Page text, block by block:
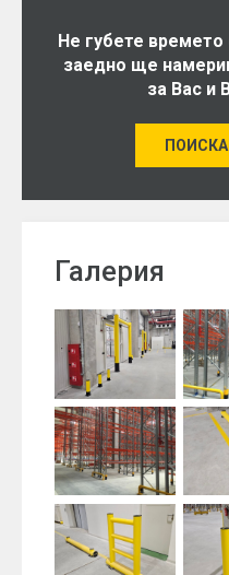
Не губете
заедно ще
за Вас и
Галерия